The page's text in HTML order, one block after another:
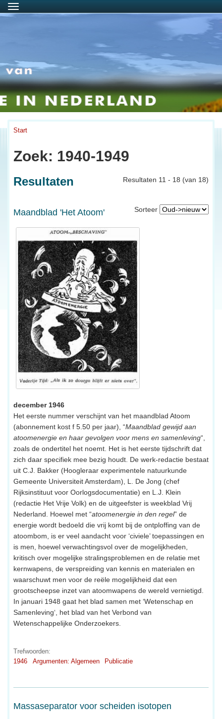
Menu
Start
Zoek: 1940-1949
Resultaten 11 - 18 (van 18)
Resultaten
Sorteer
Maandblad 'Het Atoom'
december 1946
Het eerste nummer verschijnt van het maandblad Atoom
(abonnement kost f 5.50 per jaar), “Maandblad gewijd aan
atoomenergie en haar gevolgen voor mens en samenleving“,
zoals de ondertitel het noemt. Het is het eerste tijdschrift dat
zich daar specifiek mee bezig houdt. De werk-redactie bestaat
uit C.J. Bakker (Hoogleraar experimentele natuurkunde
Gemeente Universiteit Amsterdam), L. De Jong (chef
Rijksinstituut voor Oorlogsdocumentatie) en L.J. Klein
(redactie Het Vrije Volk) en de uitgeefster is weekblad Vrij
Nederland. Hoewel met “atoomenergie in den regel” de
energie wordt bedoeld die vrij komt bij de ontploffing van de
atoombom, is er veel aandacht voor ‘civiele’ toepassingen en
is men, hoewel verwachtingsvol over de mogelijkheden,
kritisch over mogelijke stralingsproblemen en de relatie met
kernwapens, de verspreiding van kennis en materialen en
waarschuwt men voor de reële mogelijkheid dat een
grootscheepse inzet van atoomwapens de wereld vernietigd.
In januari 1948 gaat het blad samen met ‘Wetenschap en
Samenleving‘, het blad van het Verbond van
Wetenschappelijke Onderzoekers.
Trefwoorden:
1946
Argumenten: Algemeen Publicatie
Massaseparator voor scheiden isotopen